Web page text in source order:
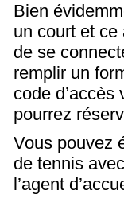
Bien
un court et ce
de se
remplir un
code
pourrez
Vous pouvez
de tennis
l’agent